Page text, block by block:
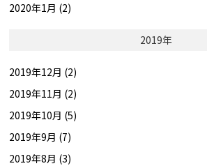
2020年1月 (2)
2019年
2019年12月 (2)
2019年11月 (2)
2019年10月 (5)
2019年9月 (7)
2019年8月 (3)